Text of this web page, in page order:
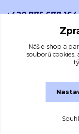
+420 775 677 164
Náš e-shop a
souborů